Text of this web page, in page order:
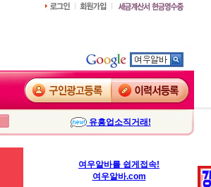
유흥업소직거래!
여우알바를 쉽게접속!
여우알바.com